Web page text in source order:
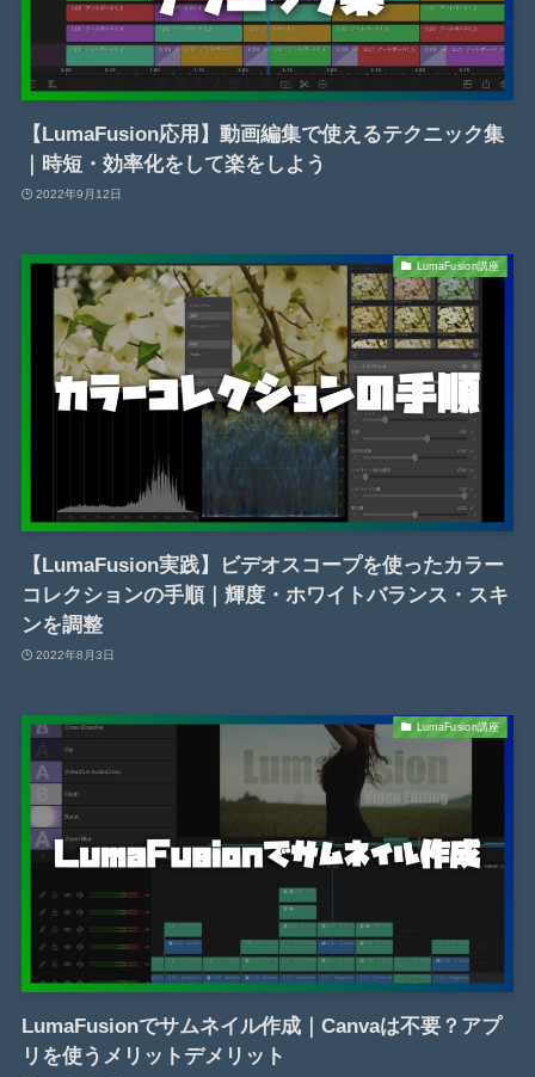
【LumaFusion応用】動画編集で使えるテクニック集
｜時短・効率化をして楽をしよう
2022年9月12日
LumaFusion講座
【LumaFusion実践】ビデオスコープを使ったカラー
コレクションの手順｜輝度・ホワイトバランス・スキ
ンを調整
2022年8月3日
LumaFusion講座
LumaFusionでサムネイル作成｜Canvaは不要？アプ
リを使うメリットデメリット